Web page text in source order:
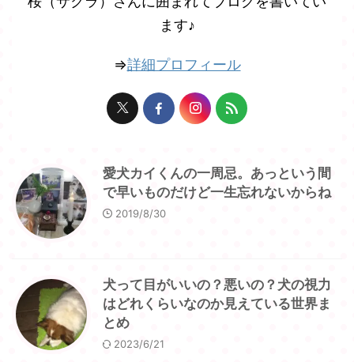
ます♪
⇒詳細プロフィール
愛犬カイくんの一周忌。あっという間
で早いものだけど一生忘れないからね
2019/8/30
犬って目がいいの？悪いの？犬の視力
はどれくらいなのか見えている世界ま
とめ
2023/6/21